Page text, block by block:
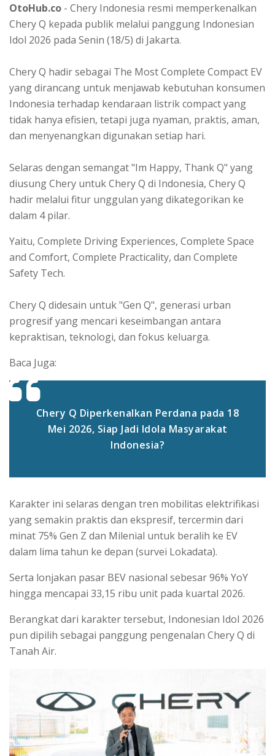
OtoHub.co - Chery Indonesia resmi memperkenalkan
Chery Q kepada publik melalui panggung Indonesian
Idol 2026 pada Senin (18/5) di Jakarta.
Chery Q hadir sebagai The Most Complete Compact EV
yang dirancang untuk menjawab kebutuhan konsumen
Indonesia terhadap kendaraan listrik compact yang
tidak hanya efisien, tetapi juga nyaman, praktis, aman,
dan menyenangkan digunakan setiap hari.
Selaras dengan semangat "Im Happy, Thank Q" yang
diusung Chery untuk Chery Q di Indonesia, Chery Q
hadir melalui fitur unggulan yang dikategorikan ke
dalam 4 pilar.
Yaitu, Complete Driving Experiences, Complete Space
and Comfort, Complete Practicality, dan Complete
Safety Tech.
Chery Q didesain untuk "Gen Q", generasi urban
progresif yang mencari keseimbangan antara
kepraktisan, teknologi, dan fokus keluarga.
Baca Juga:
Chery Q Diperkenalkan Perdana pada 18
Mei 2026, Siap Jadi Idola Masyarakat
Indonesia?
Karakter ini selaras dengan tren mobilitas elektrifikasi
yang semakin praktis dan ekspresif, tercermin dari
minat 75% Gen Z dan Milenial untuk beralih ke EV
dalam lima tahun ke depan (survei Lokadata).
Serta lonjakan pasar BEV nasional sebesar 96% YoY
hingga mencapai 33,15 ribu unit pada kuartal 2026.
Berangkat dari karakter tersebut, Indonesian Idol 2026
pun dipilih sebagai panggung pengenalan Chery Q di
Tanah Air.